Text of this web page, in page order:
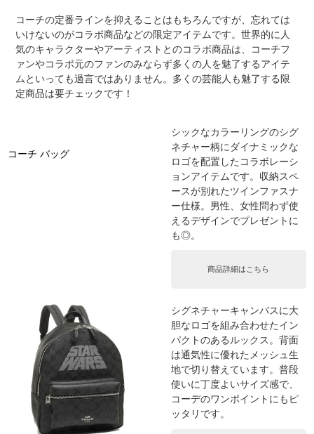
コーチの定番ラインを抑えることはもちろんですが、忘れては
いけないのがコラボ商品などの限定アイテムです。世界的に人
気のキャラクターやアーティストとのコラボ商品は、コーチフ
ァンやコラボ元のファンのみならず多くの人を魅了するアイテ
ムといっても過言ではありません。多くの芸能人も魅了する限
定商品は要チェックです！
コーチ バッグ
シックなカラーリングのシグ
ネチャー柄にダイナミックな
ロゴを配置したコラボレーシ
ョンアイテムです。収納スペ
ースが別れたツインファスナ
ー仕様。男性、女性問わず使
えるデザインでプレゼントに
も◎。
商品詳細はこちら
シグネチャーキャンバスに大
胆なロゴを組み合わせたイン
パクトのあるルックス。背面
は通気性に優れたメッシュ生
地で切り替えています。普段
使いに丁度よいサイズ感で、
コーデのワンポイントにもピ
ッタリです。